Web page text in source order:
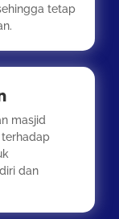
tetap
masjid
dan